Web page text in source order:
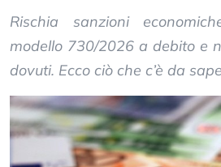
Rischia sanzioni
modello 730/2026 a debito e
dovuti. Ecco ciò che c’è da